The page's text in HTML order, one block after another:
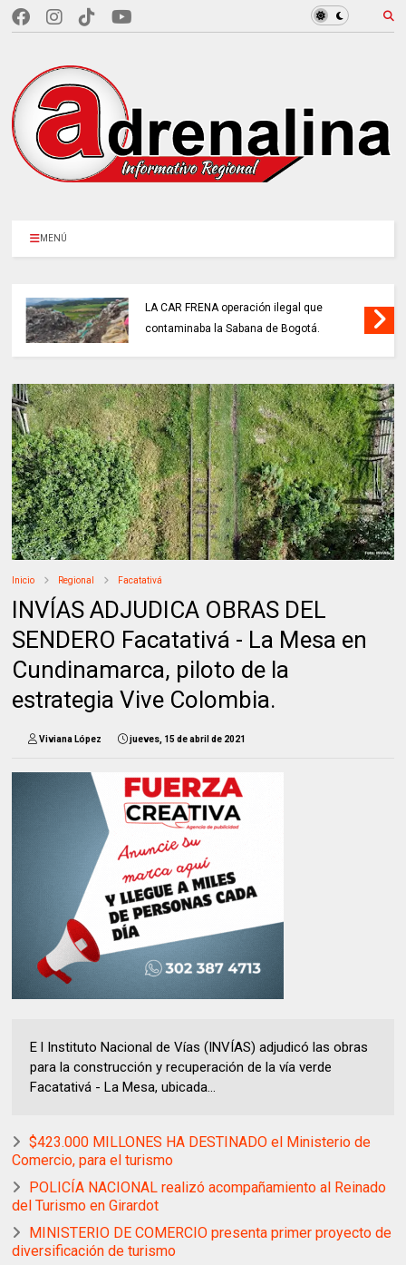
MENÚ
LA CAR FRENA operación ilegal que
contaminaba la Sabana de Bogotá.
Inicio Regional Facatativá
INVÍAS ADJUDICA OBRAS DEL
SENDERO Facatativá - La Mesa en
Cundinamarca, piloto de la
estrategia Vive Colombia.
Viviana López jueves, 15 de abril de 2021
E l Instituto Nacional de Vías (INVÍAS) adjudicó las obras
para la construcción y recuperación de la vía verde
Facatativá - La Mesa, ubicada...
$423.000 MILLONES HA DESTINADO el Ministerio de
Comercio, para el turismo
POLICÍA NACIONAL realizó acompañamiento al Reinado
del Turismo en Girardot
MINISTERIO DE COMERCIO presenta primer proyecto de
diversificación de turismo